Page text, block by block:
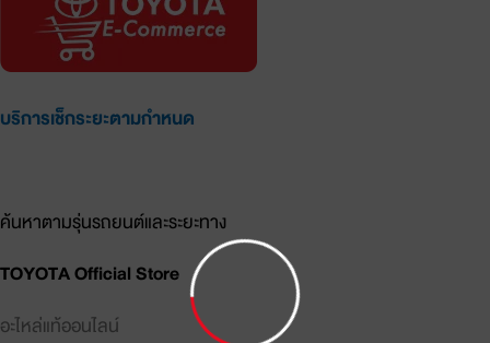
บริการเช็กระยะตามกำหนด
ค้นหาตามรุ่นรถยนต์และระยะทาง
TOYOTA Official Store
อะไหล่แท้ออนไลน์